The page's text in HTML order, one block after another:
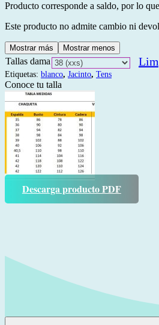
Producto corresponde a saldo, por lo
Este producto no admite cambio ni
Mostrar más Mostrar menos
Tallas dama
Etiquetas: blanco, Jacinto, Tens
Conoce tu talla
Descarga producto PDF